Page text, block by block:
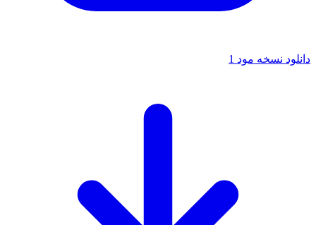
دانلود نسخه مود 1